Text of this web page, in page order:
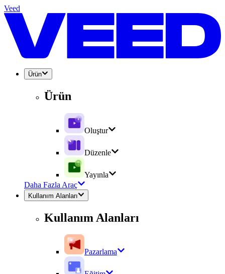
Veed
Ürün
Ürün
Oluştur
Düzenle
Yayınla
Daha Fazla Araç
Kullanım Alanları
Kullanım Alanları
Pazarlama